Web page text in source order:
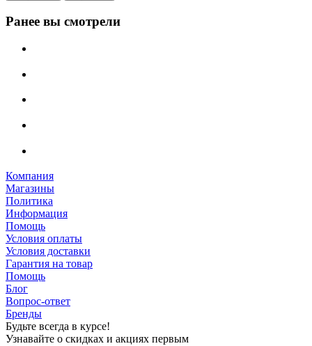
Ранее вы смотрели
Компания
Магазины
Политика
Информация
Помощь
Условия оплаты
Условия доставки
Гарантия на товар
Помощь
Блог
Вопрос-ответ
Бренды
Будьте всегда в курсе!
Узнавайте о скидках и акциях первым